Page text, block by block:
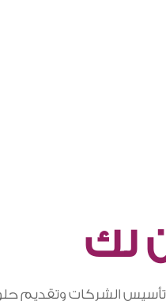
لك
الشركات وتقديم